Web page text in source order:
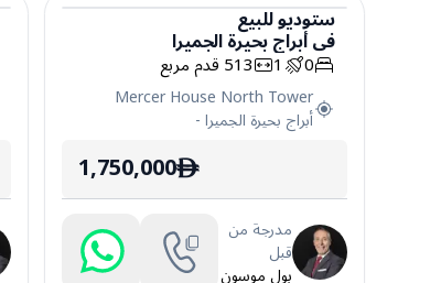
ستوديو
ستوديوللبيع
فيأبراج بحيرة الجميرا
0
1
513قدم مربع
Mercer House North Tower
أبراج بحيرة الجميرا-
ê
1,750,000
مدرجة من
قبل
بول موسون